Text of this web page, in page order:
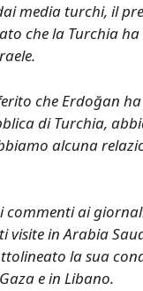
media turchi, il
che la Turchia
che Erdoğan
di Turchia,
alcuna
commenti ai
visite in Arabia
la sua
e in Libano.